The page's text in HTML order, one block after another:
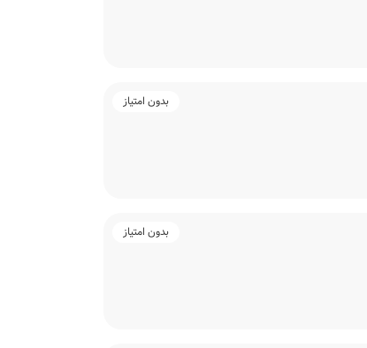
بدون امتیاز
بدون امتیاز